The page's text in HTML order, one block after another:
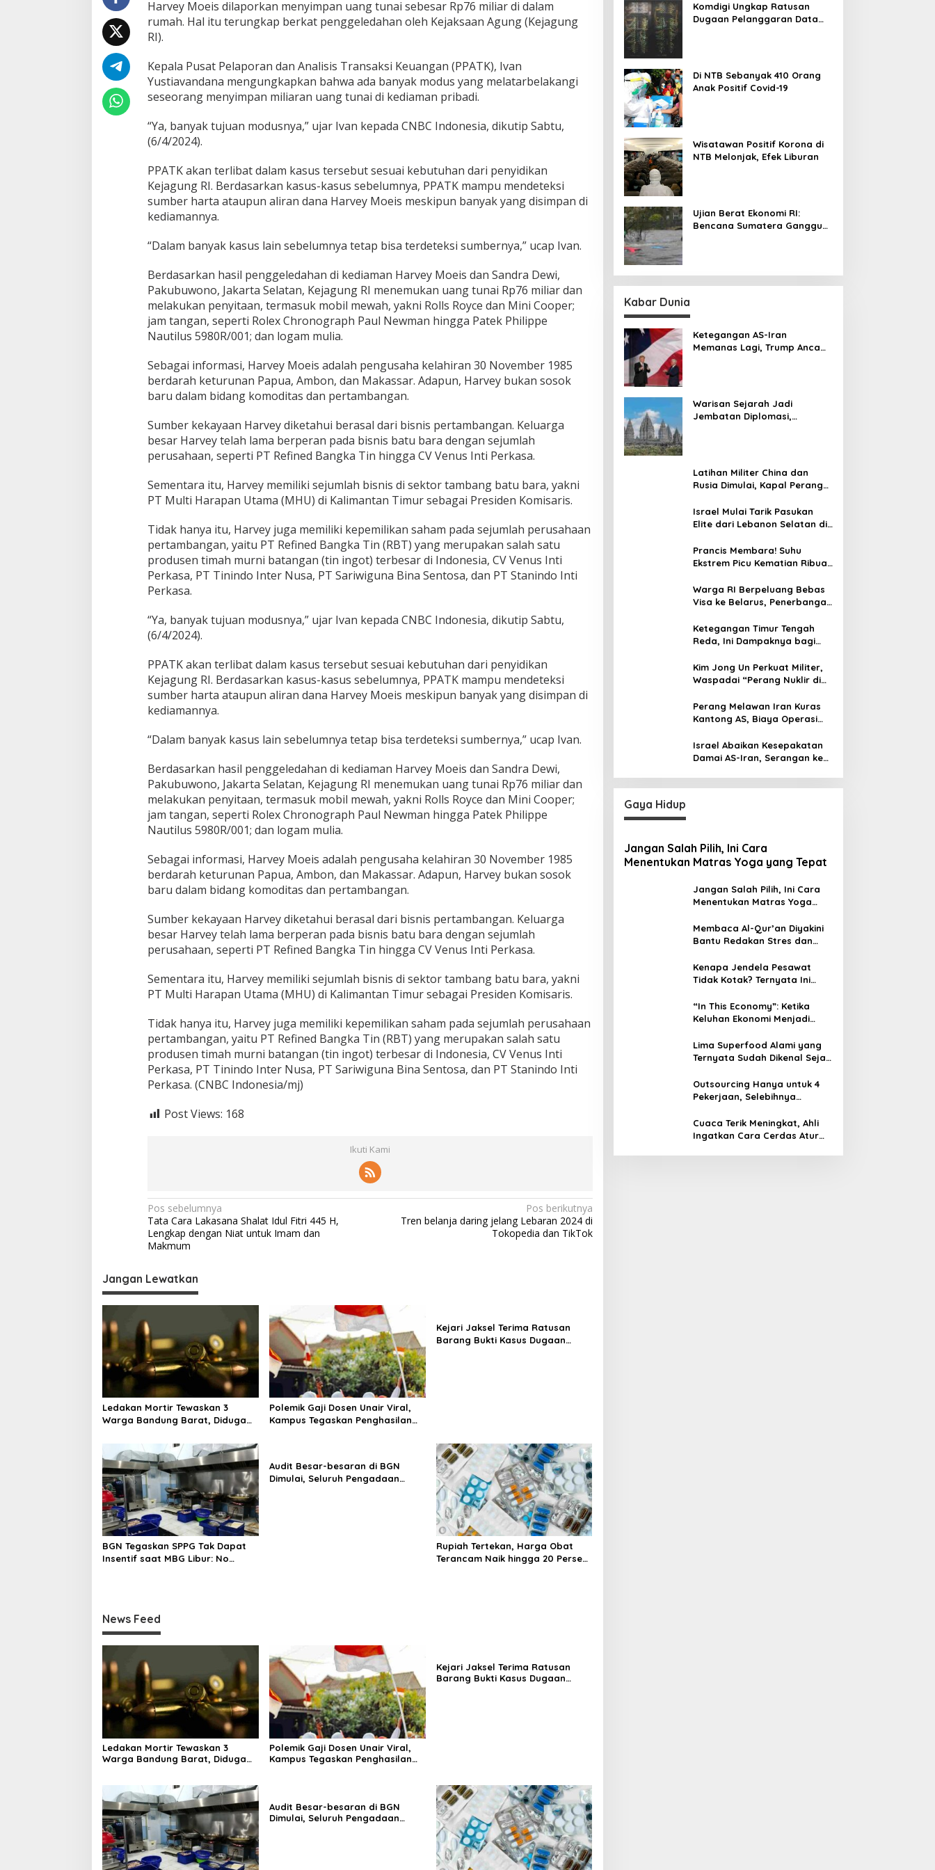
A
T
B
a
n
y
k
M
u
s
n
y
Harvey Moeis dilaporkan menyimpan uang tunai sebesar Rp76 miliar di dalam
rumah. Hal itu terungkap berkat penggeledahan oleh Kejaksaan Agung (Kejagung
RI).
Kepala Pusat Pelaporan dan Analisis Transaksi Keuangan (PPATK), Ivan
Yustiavandana mengungkapkan bahwa ada banyak modus yang melatarbelakangi
seseorang menyimpan miliaran uang tunai di kediaman pribadi.
“Ya, banyak tujuan modusnya,” ujar Ivan kepada CNBC Indonesia, dikutip Sabtu,
(6/4/2024).
PPATK akan terlibat dalam kasus tersebut sesuai kebutuhan dari penyidikan
Kejagung RI. Berdasarkan kasus-kasus sebelumnya, PPATK mampu mendeteksi
sumber harta ataupun aliran dana Harvey Moeis meskipun banyak yang disimpan di
kediamannya.
“Dalam banyak kasus lain sebelumnya tetap bisa terdeteksi sumbernya,” ucap Ivan.
Berdasarkan hasil penggeledahan di kediaman Harvey Moeis dan Sandra Dewi,
Pakubuwono, Jakarta Selatan, Kejagung RI menemukan uang tunai Rp76 miliar dan
melakukan penyitaan, termasuk mobil mewah, yakni Rolls Royce dan Mini Cooper;
jam tangan, seperti Rolex Chronograph Paul Newman hingga Patek Philippe
Nautilus 5980R/001; dan logam mulia.
Sebagai informasi, Harvey Moeis adalah pengusaha kelahiran 30 November 1985
berdarah keturunan Papua, Ambon, dan Makassar. Adapun, Harvey bukan sosok
baru dalam bidang komoditas dan pertambangan.
Sumber kekayaan Harvey diketahui berasal dari bisnis pertambangan. Keluarga
besar Harvey telah lama berperan pada bisnis batu bara dengan sejumlah
perusahaan, seperti PT Refined Bangka Tin hingga CV Venus Inti Perkasa.
Sementara itu, Harvey memiliki sejumlah bisnis di sektor tambang batu bara, yakni
PT Multi Harapan Utama (MHU) di Kalimantan Timur sebagai Presiden Komisaris.
Tidak hanya itu, Harvey juga memiliki kepemilikan saham pada sejumlah perusahaan
pertambangan, yaitu PT Refined Bangka Tin (RBT) yang merupakan salah satu
produsen timah murni batangan (tin ingot) terbesar di Indonesia, CV Venus Inti
Perkasa, PT Tinindo Inter Nusa, PT Sariwiguna Bina Sentosa, dan PT Stanindo Inti
Perkasa.
“Ya, banyak tujuan modusnya,” ujar Ivan kepada CNBC Indonesia, dikutip Sabtu,
(6/4/2024).
PPATK akan terlibat dalam kasus tersebut sesuai kebutuhan dari penyidikan
Kejagung RI. Berdasarkan kasus-kasus sebelumnya, PPATK mampu mendeteksi
sumber harta ataupun aliran dana Harvey Moeis meskipun banyak yang disimpan di
kediamannya.
“Dalam banyak kasus lain sebelumnya tetap bisa terdeteksi sumbernya,” ucap Ivan.
Berdasarkan hasil penggeledahan di kediaman Harvey Moeis dan Sandra Dewi,
Pakubuwono, Jakarta Selatan, Kejagung RI menemukan uang tunai Rp76 miliar dan
melakukan penyitaan, termasuk mobil mewah, yakni Rolls Royce dan Mini Cooper;
jam tangan, seperti Rolex Chronograph Paul Newman hingga Patek Philippe
Nautilus 5980R/001; dan logam mulia.
Sebagai informasi, Harvey Moeis adalah pengusaha kelahiran 30 November 1985
berdarah keturunan Papua, Ambon, dan Makassar. Adapun, Harvey bukan sosok
baru dalam bidang komoditas dan pertambangan.
Sumber kekayaan Harvey diketahui berasal dari bisnis pertambangan. Keluarga
besar Harvey telah lama berperan pada bisnis batu bara dengan sejumlah
perusahaan, seperti PT Refined Bangka Tin hingga CV Venus Inti Perkasa.
Sementara itu, Harvey memiliki sejumlah bisnis di sektor tambang batu bara, yakni
PT Multi Harapan Utama (MHU) di Kalimantan Timur sebagai Presiden Komisaris.
Tidak hanya itu, Harvey juga memiliki kepemilikan saham pada sejumlah perusahaan
pertambangan, yaitu PT Refined Bangka Tin (RBT) yang merupakan salah satu
produsen timah murni batangan (tin ingot) terbesar di Indonesia, CV Venus Inti
Perkasa, PT Tinindo Inter Nusa, PT Sariwiguna Bina Sentosa, dan PT Stanindo Inti
Perkasa. (CNBC Indonesia/mj)
Post Views: 168
Ikuti Kami
N
a
v
i
g
a
s
i
p
o
s
Pos sebelumnya
Tata Cara Lakasana Shalat Idul Fitri 445 H,
Lengkap dengan Niat untuk Imam dan
Makmum
Pos berikutnya
Tren belanja daring jelang Lebaran 2024 di
Tokopedia dan TikTok
Jangan Lewatkan
Ledakan Mortir Tewaskan 3
Warga Bandung Barat, Diduga
Polemik Gaji Dosen Unair Viral,
Kampus Tegaskan Penghasilan
Kejari Jaksel Terima Ratusan
Barang Bukti Kasus Dugaan
BGN Tegaskan SPPG Tak Dapat
Insentif saat MBG Libur: No
Audit Besar-besaran di BGN
Dimulai, Seluruh Pengadaan
Rupiah Tertekan, Harga Obat
Terancam Naik hingga 20 Persen,
News Feed
Ledakan Mortir Tewaskan 3
Warga Bandung Barat, Diduga
Polemik Gaji Dosen Unair Viral,
Kampus Tegaskan Penghasilan
Kejari Jaksel Terima Ratusan
Barang Bukti Kasus Dugaan
Audit Besar-besaran di BGN
Dimulai, Seluruh Pengadaan
Komdigi Ungkap Ratusan
Dugaan Pelanggaran Data
Di NTB Sebanyak 410 Orang
Anak Positif Covid-19
Wisatawan Positif Korona di
NTB Melonjak, Efek Liburan
Ujian Berat Ekonomi RI:
Bencana Sumatera Ganggu
Kabar Dunia
Ketegangan AS-Iran
Memanas Lagi, Trump Ancam
Warisan Sejarah Jadi
Jembatan Diplomasi,
Latihan Militer China dan
Rusia Dimulai, Kapal Perang
Dikerahkan
Israel Mulai Tarik Pasukan
Elite dari Lebanon Selatan di
Hizbullah
Prancis Membara! Suhu
Ekstrem Picu Kematian Ribuan
Warga RI Berpeluang Bebas
Visa ke Belarus, Penerbangan
Ketegangan Timur Tengah
Reda, Ini Dampaknya bagi
Kim Jong Un Perkuat Militer,
Waspadai “Perang Nuklir di
Perang Melawan Iran Kuras
Kantong AS, Biaya Operasi
Israel Abaikan Kesepakatan
Damai AS-Iran, Serangan ke
Gaya Hidup
Jangan Salah Pilih, Ini Cara
Menentukan Matras Yoga yang Tepat
Jangan Salah Pilih, Ini Cara
Menentukan Matras Yoga
Membaca Al-Qur’an Diyakini
Bantu Redakan Stres dan
Kenapa Jendela Pesawat
Tidak Kotak? Ternyata Ini
“In This Economy”: Ketika
Keluhan Ekonomi Menjadi
Memandangnya?
Lima Superfood Alami yang
Ternyata Sudah Dikenal Sejak
Ditemukan dan Kaya Manfaat
Outsourcing Hanya untuk 4
Pekerjaan, Selebihnya
Cuaca Terik Meningkat, Ahli
Ingatkan Cara Cerdas Atur